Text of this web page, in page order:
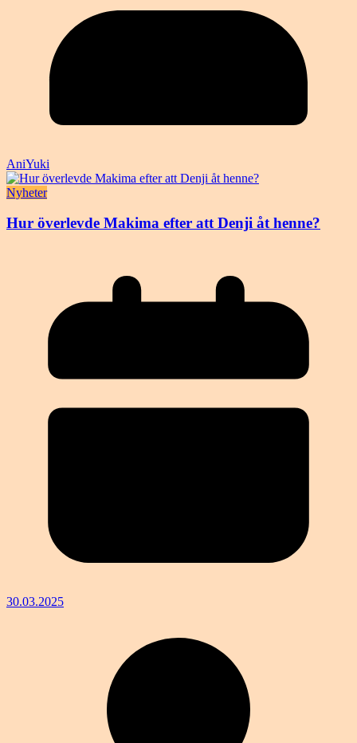
AniYuki
Nyheter
Hur överlevde Makima efter att Denji åt henne?
30.03.2025